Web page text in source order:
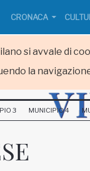
si avvale di
la
CRONACA
3 MUNICIPIO 4